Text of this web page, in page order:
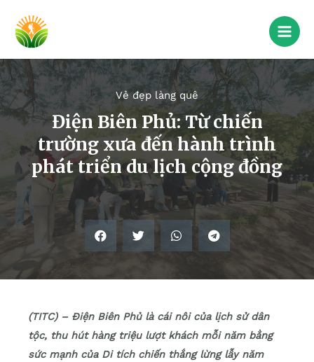
Vẻ đẹp làng quê
Điện Biên Phủ: Từ chiến
trường xưa đến hành trình
phát triển du lịch cộng đồng
(TITC) – Điện Biên Phủ là cái nôi của lịch sử dân
tộc, thu hút hàng triệu lượt khách mỗi năm bằng
sức mạnh của Di tích chiến thắng lừng lẫy năm